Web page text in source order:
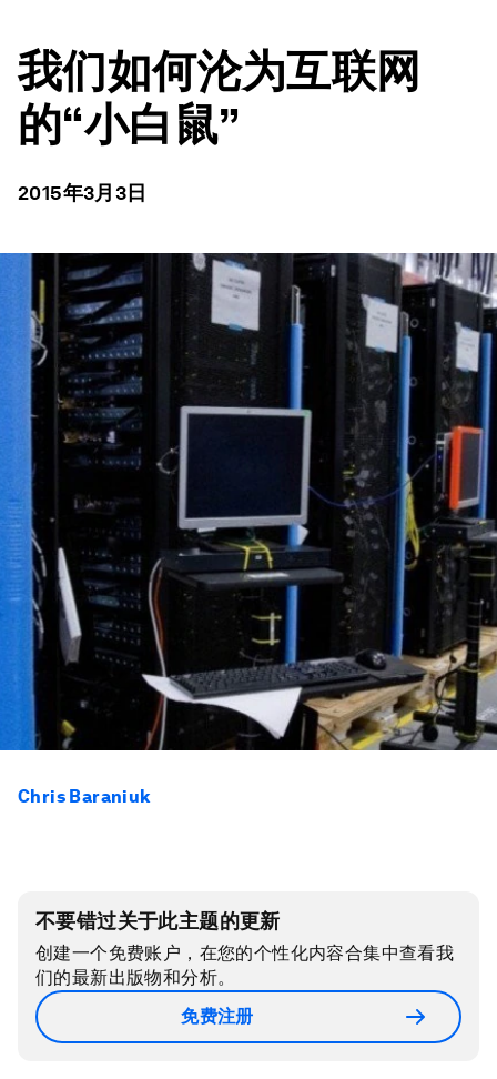
我们如何沦为互联网
的“小白鼠”
2015年3月3日
Chris Baraniuk
不要错过关于此主题的更新
创建一个免费账户，在您的个性化内容合集中查看我
们的最新出版物和分析。
免费注册